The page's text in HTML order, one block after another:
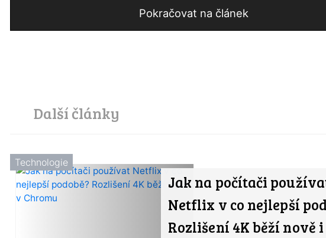
Pokračovat na článek
Další články
Jak na počítači
Netflix v co nejlepší
Rozlišení 4K běží nově
Technologie